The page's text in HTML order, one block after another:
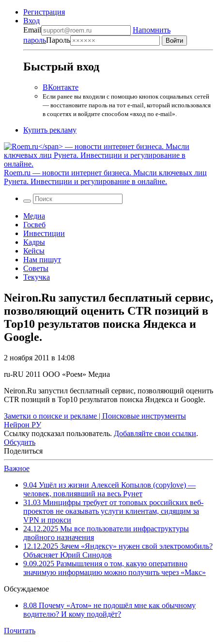
Регистрация
Вход
Email
Напомнить
парольПароль
Быстрый вход
ВКонтакте
Если ранее вы входили с помощью кнопок социальных сетей
— восстановите пароль на тот e-mail, который использовался
в соцсетях и войдите способом «вход по e-mail».
Купить рекламу
Roem.ru — новости интернет бизнеса. Мысли ключевых лиц
Рунета. Инвестиции и регулирование в онлайне.
Медиа
Госвеб
Инвестиции
Кадры
Кейсы
Нам пишут
Советы
Текучка
Neiron.Ru запустил бесплатный сервис,
позволяющий оценить CTR позиций в
Тор10 результатов поиска Яндекса и
Google.
2 ноября 2011 в 14:08
ru-RU 2011 ООО «Роем» Медиа
Neiron.Ru запустил бесплатный сервис, позволяющий оценить
CTR позиций в Тор10 результатов поиска Яндекса и Google.
Заметки о поиске и рекламе | Поисковые инструменты
Нейрон РУ
Ссылку подсказал пользователь. Добавляйте свои ссылки.
Обсудить
Поделиться
Важное
9.04 Ушёл из жизни Алексей Копылов (copylove) —
человек, повлиявший на весь Рунет
31.03 Минцифры требует от топовых российских веб-
проектов не оказывать услуги клиентам, сидящим за
VPN и прокси
24.12.2025 Мы все пользователи инфраструктуры
двойного назначения
12.12.2025 Зачем «Яндексу» нужен свой электромобиль?
Объясняет Юрий Синодов
9.09.2025 Размышления о том, какую оперативно
значимую информацию можно получить через «Макс»
Обсуждаемое
8.08 Почему «Атом» не подошёл мне как обычному
водителю? И кому подойдёт?
Почитать